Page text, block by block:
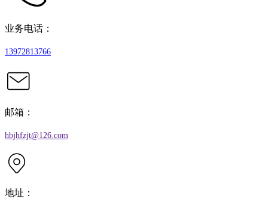
业务电话：
13972813766
邮箱：
hbjhfzjt@126.com
地址：